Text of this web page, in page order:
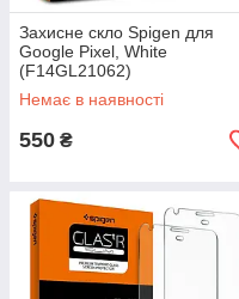
Захисне скло Spigen для
Google Pixel, White
(F14GL21062)
Немає в наявності
550 ₴